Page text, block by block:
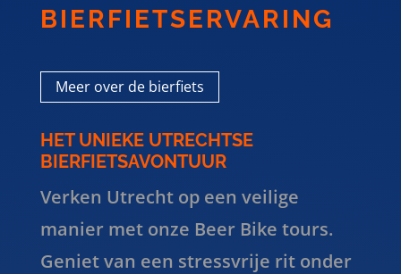
BIERFIETSERVARING
Meer over de bierfiets
HET UNIEKE UTRECHTSE
BIERFIETSAVONTUUR
Verken Utrecht op een veilige
manier met onze Beer Bike tours.
Geniet van een stressvrije rit onder